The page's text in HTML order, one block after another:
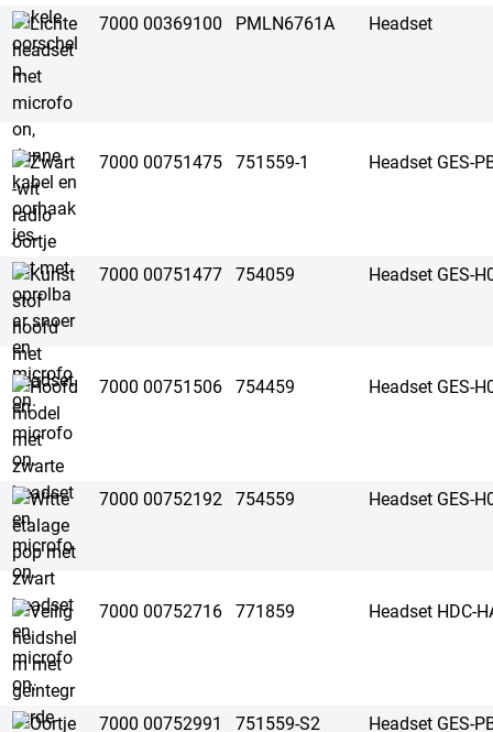
7000 00369100 PMLN6761A Headset
7000 00751475 751559-1 Headset GES-
7000 00751477 754059 Headset GES-
7000 00751506 754459 Headset GES-
7000 00752192 754559 Headset GES-
7000 00752716 771859 Headset HDC-
7000 00752991 751559-S2 Headset GES-